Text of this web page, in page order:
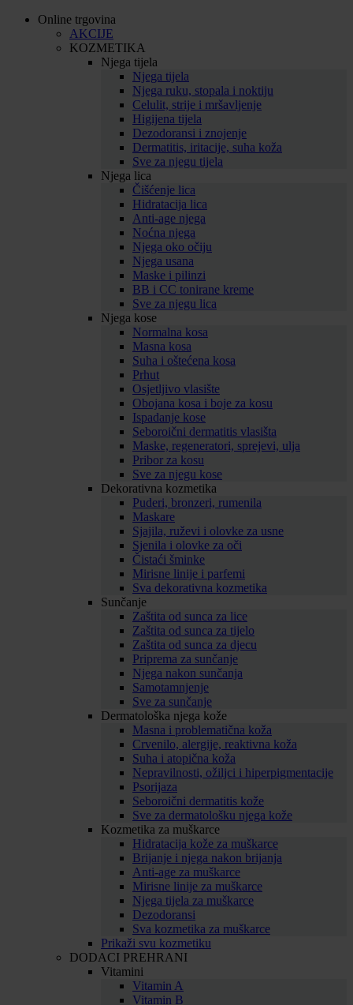
Online trgovina
AKCIJE
KOZMETIKA
Njega tijela
Njega tijela
Njega ruku, stopala i noktiju
Celulit, strije i mršavljenje
Higijena tijela
Dezodoransi i znojenje
Dermatitis, iritacije, suha koža
Sve za njegu tijela
Njega lica
Čišćenje lica
Hidratacija lica
Anti-age njega
Noćna njega
Njega oko očiju
Njega usana
Maske i pilinzi
BB i CC tonirane kreme
Sve za njegu lica
Njega kose
Normalna kosa
Masna kosa
Suha i oštećena kosa
Prhut
Osjetljivo vlasište
Obojana kosa i boje za kosu
Ispadanje kose
Seboroični dermatitis vlasišta
Maske, regeneratori, sprejevi, ulja
Pribor za kosu
Sve za njegu kose
Dekorativna kozmetika
Puderi, bronzeri, rumenila
Maskare
Sjajila, ruževi i olovke za usne
Sjenila i olovke za oči
Čistaći šminke
Mirisne linije i parfemi
Sva dekorativna kozmetika
Sunčanje
Zaštita od sunca za lice
Zaštita od sunca za tijelo
Zaštita od sunca za djecu
Priprema za sunčanje
Njega nakon sunčanja
Samotamnjenje
Sve za sunčanje
Dermatološka njega kože
Masna i problematična koža
Crvenilo, alergije, reaktivna koža
Suha i atopična koža
Nepravilnosti, ožiljci i hiperpigmentacije
Psorijaza
Seboroični dermatitis kože
Sve za dermatološku njega kože
Kozmetika za muškarce
Hidratacija kože za muškarce
Brijanje i njega nakon brijanja
Anti-age za muškarce
Mirisne linije za muškarce
Njega tijela za muškarce
Dezodoransi
Sva kozmetika za muškarce
Prikaži svu kozmetiku
DODACI PREHRANI
Vitamini
Vitamin A
Vitamin B